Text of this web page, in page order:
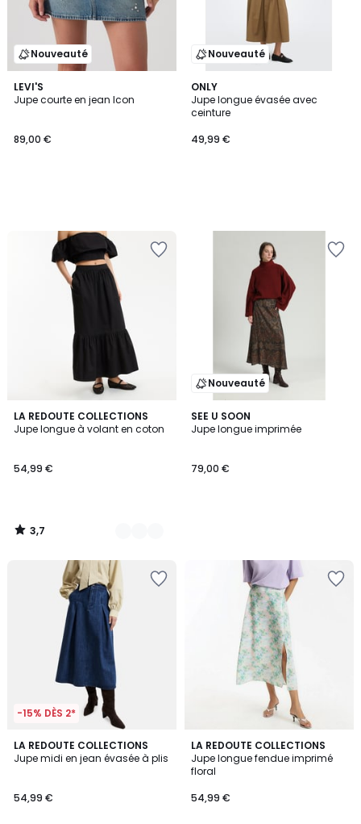
Nouveauté
LEVI'S
Jupe courte en jean Icon
89,00 €
Nouveauté
ONLY
Jupe longue évasée avec
ceinture
49,99 €
LA REDOUTE COLLECTIONS
Jupe longue à volant en coton
54,99 €
3,7
/ 5
2
Couleurs
3,7
/
Nouveauté
SEE U SOON
Jupe longue imprimée
79,00 €
-15% DÈS 2*
LA REDOUTE COLLECTIONS
Jupe midi en jean évasée à plis
54,99 €
LA REDOUTE COLLECTIONS
Jupe longue fendue imprimé
floral
54,99 €
2
/
5